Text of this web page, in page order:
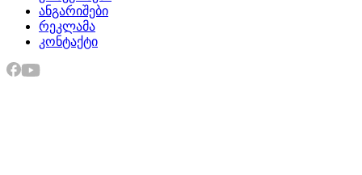
ანგარიშები
რეკლამა
კონტაქტი